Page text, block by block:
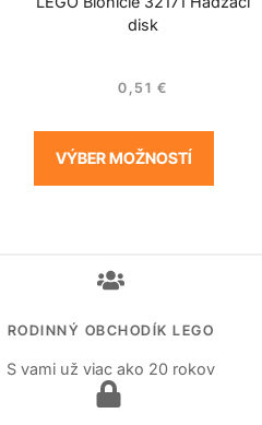
disk
0,51 €
VÝBER MOŽNOSTÍ
RODINNÝ OBCHODÍK LEGO
S vami už viac ako 20 rokov